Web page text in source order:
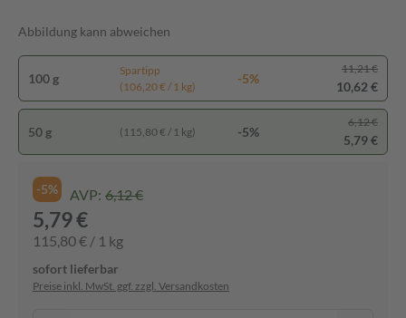
Abbildung kann abweichen
100 g
Spartipp
(106,20 € / 1 kg)
-5%
11,21 €
10,62 €
50 g (115,80 € / 1 kg) -5%
6,12 €
5,79 €
-5% AVP: 6,12 €
5,79 €
115,80 € / 1 kg
sofort lieferbar
Preise inkl. MwSt. ggf. zzgl. Versandkosten